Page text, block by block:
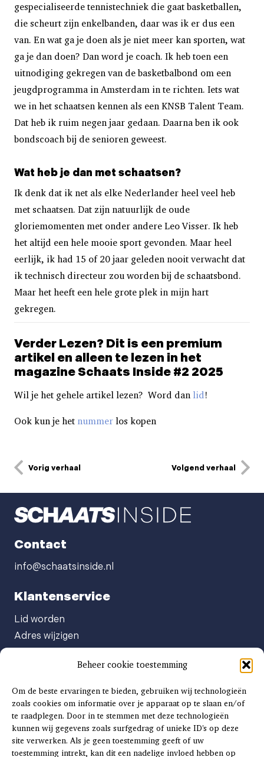
Beheer cookie toestemming
Om de beste ervaringen te bieden, gebruiken wij technologieën
zoals cookies om informatie over je apparaat op te slaan en/of
te raadplegen. Door in te stemmen met deze technologieën
kunnen wij gegevens zoals surfgedrag of unieke ID's op deze
site verwerken. Als je geen toestemming geeft of uw
toestemming intrekt, kan dit een nadelige invloed hebben op
gespecialiseerde tennistechniek die gaat basketballen,
die scheurt zijn enkelbanden, daar was ik er dus een
van. En wat ga je doen als je niet meer kan sporten, wat
ga je dan doen? Dan word je coach. Ik heb toen een
uitnodiging gekregen van de basketbalbond om een
jeugdprogramma in Amsterdam in te richten. Iets wat
we in het schaatsen kennen als een KNSB Talent Team.
Dat heb ik ruim negen jaar gedaan. Daarna ben ik ook
bondscoach bij de senioren geweest.
Wat heb je dan met schaatsen?
Ik denk dat ik net als elke Nederlander heel veel heb
met schaatsen. Dat zijn natuurlijk de oude
gloriemomenten met onder andere Leo Visser. Ik heb
het altijd een hele mooie sport gevonden. Maar heel
eerlijk, ik had 15 of 20 jaar geleden nooit verwacht dat
ik technisch directeur zou worden bij de schaatsbond.
Maar het heeft een hele grote plek in mijn hart
gekregen.
Verder Lezen? Dit is een premium
artikel en alleen te lezen in het
magazine Schaats Inside #2 2025
Wil je het gehele artikel lezen? Word dan lid !
Ook kun je het nummer los kopen
Vorig verhaal Volgend verhaal
Contact
info@schaatsinside.nl
Klantenservice
Lid worden
Adres wijzigen
Abonnement opzeggen
Afgeven automatische incasso
Factuur betalen
Klachtenformulier
Overige vragen